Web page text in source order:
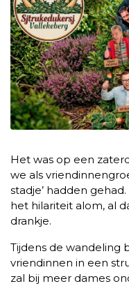
Het was op een
we als
stadje’ hadden
het hilariteit alom, al
drankje.
Tijdens de wandeling
vriendinnen in een
zal bij meer dames